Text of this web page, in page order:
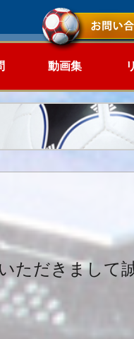
動画集
ただきまして